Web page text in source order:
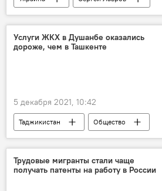
Энтони Блинкен
Обзор СМИ
Политика
Услуги ЖКХ в Душанбе оказались
дороже, чем в Ташкенте
5 декабря 2021, 10:42
Таджикистан
Общество
Новости Душанбе
Трудовые мигранты стали чаще
получать патенты на работу в России